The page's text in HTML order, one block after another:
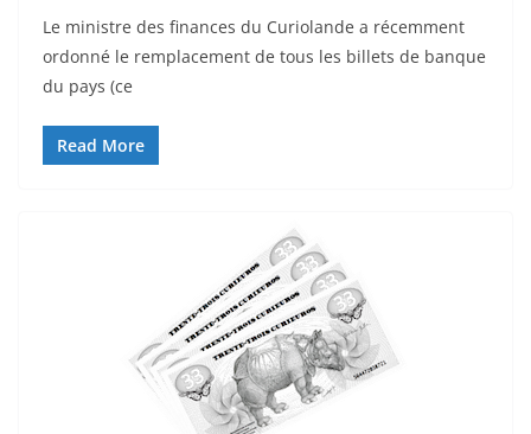
Le ministre des finances du Curiolande a récemment
ordonné le remplacement de tous les billets de banque
du pays (ce
Read More